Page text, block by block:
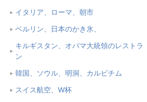
イタリア、ローマ、朝市
ベルリン、日本のかき氷、
キルギスタン、オバマ大統領のレストラ
ン
韓国、ソウル、明洞、カルビチム
スイス航空、W杯